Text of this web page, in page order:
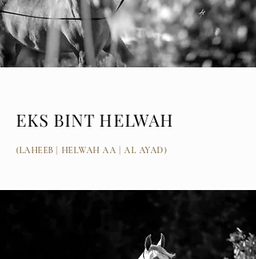
EKS BINT HELWAH
(LAHEEB | HELWAH AA | AL AYAD)